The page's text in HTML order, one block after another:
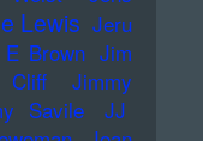
Lewis Jeru
Brown Jim
Cliff
Jimmy
Savile
JJ